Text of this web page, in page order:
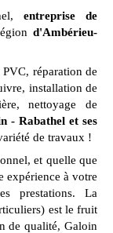
entreprise de
d'Ambérieu-
réparation de
installation de
nettoyage de
- Rabathel et ses
de travaux !
et quelle que
expérience à votre
prestations. La
est le fruit
de qualité, Galoin